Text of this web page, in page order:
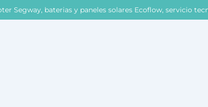
Segway, baterias y paneles solares Ecoflow, servicio